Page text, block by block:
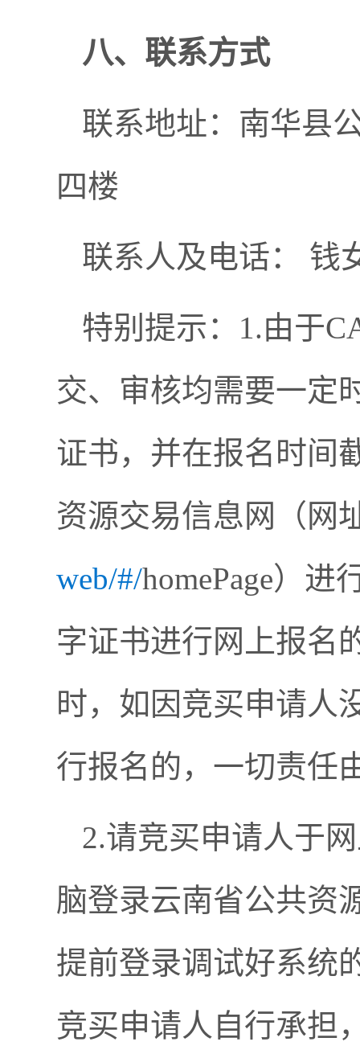
八、联系方式
联系地址：南华县
四楼
联系人及电话： 钱
特别提示：1.由于
交、审核均需要一定
证书，并在报名时间
资源交易信息网（网
web/#/homePage）
字证书进行网上报名
时，如因竞买申请人
行报名的，一切责任
2.请竞买申请人于
脑登录云南省公共资
提前登录调试好系统
竞买申请人自行承担